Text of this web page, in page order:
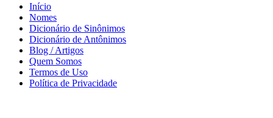
Início
Nomes
Dicionário de Sinônimos
Dicionário de Antônimos
Blog / Artigos
Quem Somos
Termos de Uso
Política de Privacidade